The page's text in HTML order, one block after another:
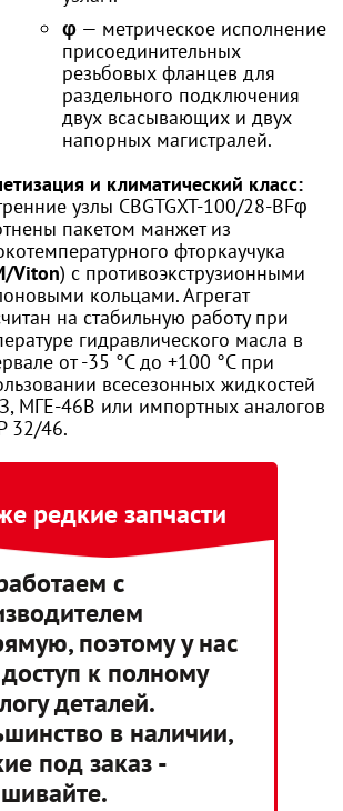
φ — метрическое исполнение
присоединительных
резьбовых фланцев для
раздельного подключения
двух всасывающих и двух
напорных магистралей.
и климатический класс:
узлы CBGTGXT-100/28-BFφ
пакетом манжет из
фторкаучука
Viton) с противоэкструзионными
кольцами. Агрегат
на стабильную работу при
гидравлического масла в
от -35 °C до +100 °C при
всесезонных жидкостей
МГЕ-46В или импортных аналогов
32/46.
редкие запчасти
с
поэтому у нас
доступ к полному
деталей.
в наличии,
под заказ -